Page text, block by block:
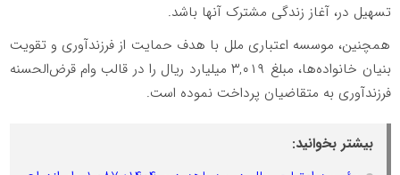
تسهیل در، آغاز زندگی مشترک آنها باشد.
همچنین، موسسه اعتباری ملل با هدف حمایت از فرزندآوری و تقویت
بنیان خانواده‌ها، مبلغ ۳,۰۱۹ میلیارد ریال را در قالب وام قرض‌الحسنه
فرزندآوری به متقاضیان پرداخت نموده است.
بیشتر بخوانید: